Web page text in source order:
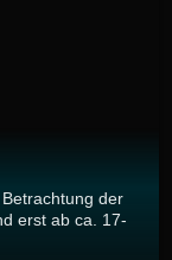
der
erst ab ca. 17-